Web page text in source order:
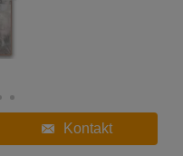
Kontakt